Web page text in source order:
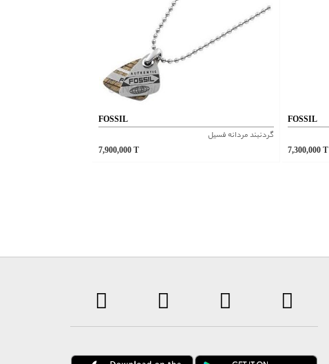
FOSSIL
گردنبند مردانه فسیل
7,900,000 T
FOSSIL
7,300,000T